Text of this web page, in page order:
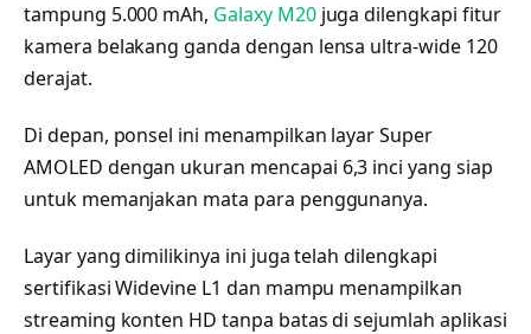
tampung 5.000 mAh, Galaxy M20juga dilengkapi fitur
kamera belakang ganda dengan lensa ultra-wide 120
derajat.
Di depan, ponsel ini menampilkan layar Super
AMOLED dengan ukuran mencapai 6,3 inci yang siap
untuk memanjakan mata para penggunanya.
Layar yang dimilikinya ini juga telah dilengkapi
sertifikasi Widevine L1 dan mampu menampilkan
streaming konten HD tanpa batas di sejumlah aplikasi